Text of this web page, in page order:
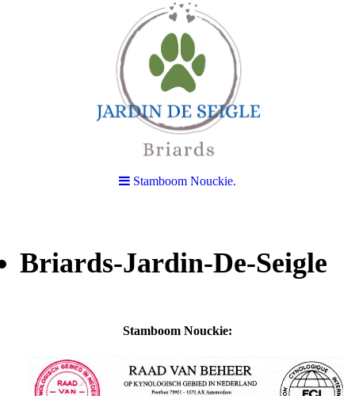
Stamboom Nouckie.
Briards-Jardin-De-Seigle
Stamboom Nouckie: